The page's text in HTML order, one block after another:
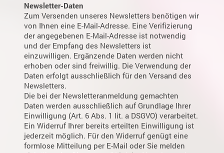
Newsletter-Daten
Zum Versenden unseres Newsletters benötigen wir
von Ihnen eine E-Mail-Adresse. Eine Verifizierung
der angegebenen E-Mail-Adresse ist notwendig
und der Empfang des Newsletters ist
einzuwilligen. Ergänzende Daten werden nicht
erhoben oder sind freiwillig. Die Verwendung der
Daten erfolgt ausschließlich für den Versand des
Newsletters.
Die bei der Newsletteranmeldung gemachten
Daten werden ausschließlich auf Grundlage Ihrer
Einwilligung (Art. 6 Abs. 1 lit. a DSGVO) verarbeitet.
Ein Widerruf Ihrer bereits erteilten Einwilligung ist
jederzeit möglich. Für den Widerruf genügt eine
formlose Mitteilung per E-Mail oder Sie melden